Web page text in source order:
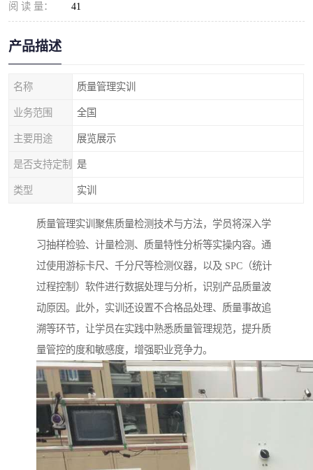
阅 读 量： 41
产品描述
名称 质量管理实训
业务范围 全国
主要用途 展览展示
是否支持定制 是
类型 实训
质量管理实训聚焦质量检测技术与方法，学员将深入学
习抽样检验、计量检测、质量特性分析等实操内容。通
过使用游标卡尺、千分尺等检测仪器，以及 SPC（统计
过程控制）软件进行数据处理与分析，识别产品质量波
动原因。此外，实训还设置不合格品处理、质量事故追
溯等环节，让学员在实践中熟悉质量管理规范，提升质
量管控的度和敏感度，增强职业竞争力。​